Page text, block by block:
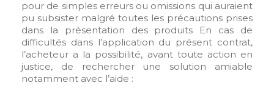
pour de simples erreurs ou omissions qui auraient
pu subsister malgré toutes les précautions prises
dans la présentation des produits En cas de
difficultés dans l’application du présent contrat,
l’acheteur a la possibilité, avant toute action en
justice, de rechercher une solution amiable
notamment avec l’aide :